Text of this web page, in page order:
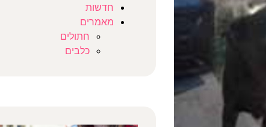
חדשות
מאמרים
חתולים
כלבים